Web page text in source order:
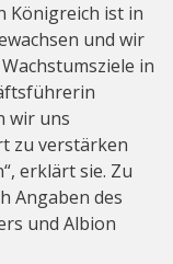
Königreich ist in
und wir
in
wir uns
zu verstärken
erklärt sie. Zu
Angaben des
und Albion